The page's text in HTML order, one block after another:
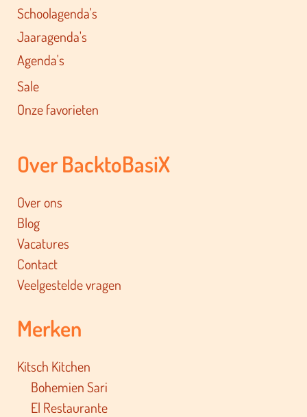
Schoolagenda's
Jaaragenda's
Agenda's
Sale
Onze favorieten
Over BacktoBasiX
Over ons
Blog
Vacatures
Contact
Veelgestelde vragen
Merken
Kitsch Kitchen
Bohemien Sari
El Restaurante